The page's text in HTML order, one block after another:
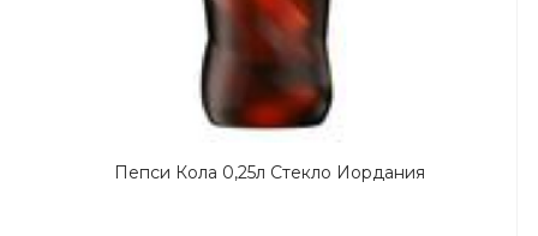
Пепси Кола 0,25л Стекло Иордания